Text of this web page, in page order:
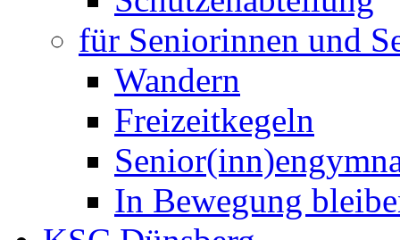
für Seniorinnen und
Wandern
Freizeitkegeln
In Bewegung